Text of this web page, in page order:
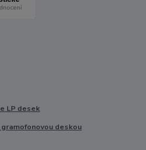
LP desek
deskou